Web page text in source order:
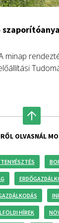
minap
OLVASNÁL
HÍREK